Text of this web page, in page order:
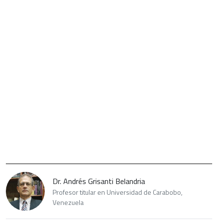
Dr. Andrés Grisanti Belandria
Profesor titular en Universidad de Carabobo,
Venezuela